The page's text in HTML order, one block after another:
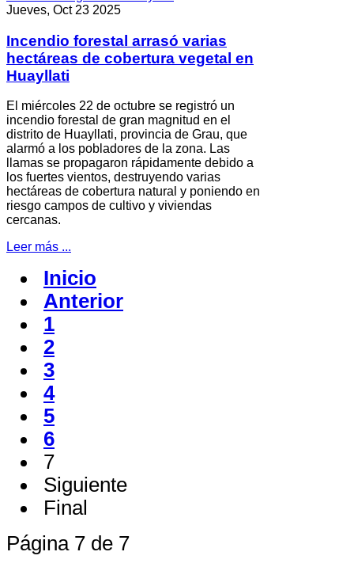
Jueves, Oct 23 2025
Incendio forestal arrasó varias
hectáreas de cobertura vegetal en
Huayllati
El miércoles 22 de octubre se registró un
incendio forestal de gran magnitud en el
distrito de Huayllati, provincia de Grau, que
alarmó a los pobladores de la zona. Las
llamas se propagaron rápidamente debido a
los fuertes vientos, destruyendo varias
hectáreas de cobertura natural y poniendo en
riesgo campos de cultivo y viviendas
cercanas.
Leer más ...
Inicio
Anterior
1
2
3
4
5
6
7
Siguiente
Final
Página 7 de 7